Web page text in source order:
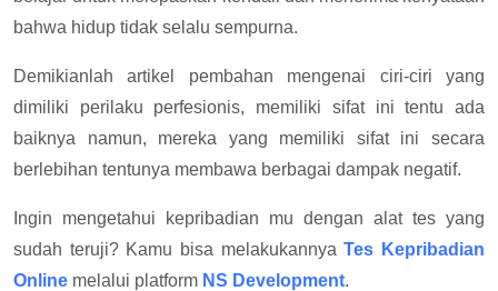
bahwa hidup tidak selalu sempurna.
Demikianlah artikel pembahan mengenai ciri-ciri yang
dimiliki perilaku perfesionis, memiliki sifat ini tentu ada
baiknya namun, mereka yang memiliki sifat ini secara
berlebihan tentunya membawa berbagai dampak negatif.
Ingin mengetahui kepribadian mu dengan alat tes yang
sudah teruji? Kamu bisa melakukannyaTes Kepribadian
Online melalui platform NS Development.